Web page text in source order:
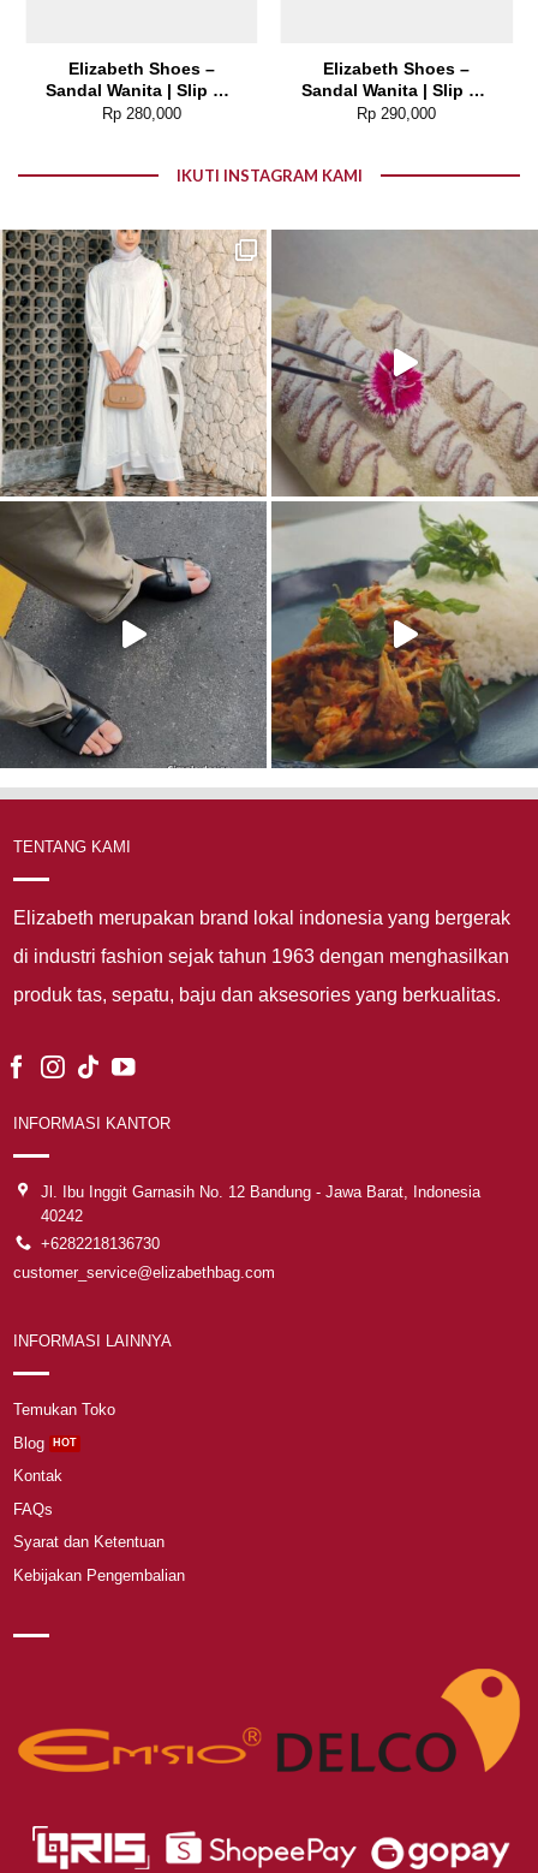
Elizabeth Shoes –
Sandal Wanita | Slip On
0380-0323
Rp280,000
Elizabeth Shoes –
Sandal Wanita | Slip On
0400-0475
Rp 290,000
IKUTI INSTAGRAM KAMI
TENTANG KAMI
Elizabeth merupakan brand lokal indonesia yang bergerak
di industri fashion sejak tahun 1963 dengan menghasilkan
produk tas, sepatu, baju dan aksesories yang berkualitas.
INFORMASI KANTOR
Jl. Ibu Inggit Garnasih No. 12 Bandung - Jawa Barat, Indonesia
40242
+6282218136730
customer_service@elizabethbag.com
INFORMASI LAINNYA
Temukan Toko
Blog
Kontak
FAQs
Syarat dan Ketentuan
Kebijakan Pengembalian